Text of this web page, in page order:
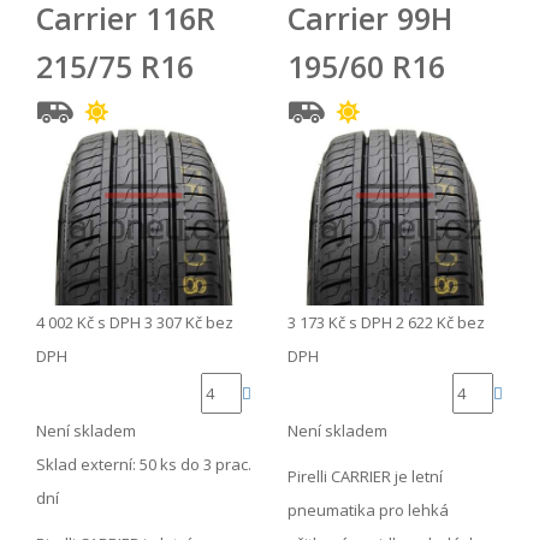
Carrier 116R
215/75 R16
4 002 Kč s DPH 3 307 Kč bez
DPH
Není skladem
Sklad externí: 50 ks do 3 prac.
dní
Carrier 99H
195/60 R16
3 173 Kč s DPH 2 622 Kč bez
DPH
Není skladem
Pirelli CARRIER je letní
pneumatika pro lehká